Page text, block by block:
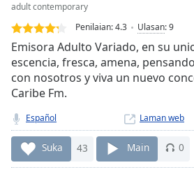
Loaded:
0.00%
Stream
TypeLIVE
Seek to
currently
live LIVE
Remaining
Time-
adult contemporary
Penilaian:4.3 Ulasan:9
Emisora Adulto Variado, en su
escencia, fresca, amena,
con nosotros y viva un nuevo
Caribe Fm.
Español Laman web
Suka 43 Main 0